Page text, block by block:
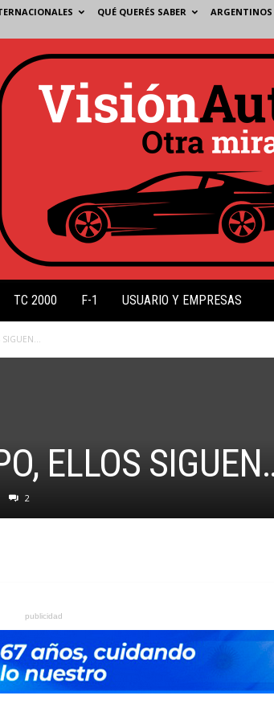
QUÉ QUERÉS SABER ARGENTINOS
TC 2000 F-1 USUARIO Y EMPRESAS
SIGUEN…
ELLOS
2
publicidad